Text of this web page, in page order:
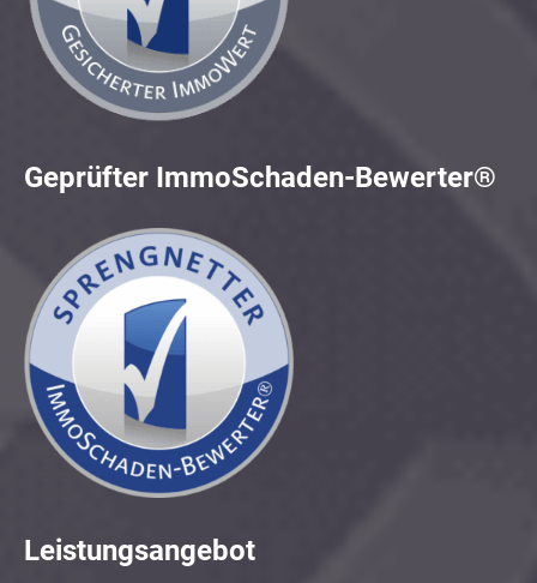
Geprüfter ImmoSchaden-Bewerter®
Leistungsangebot